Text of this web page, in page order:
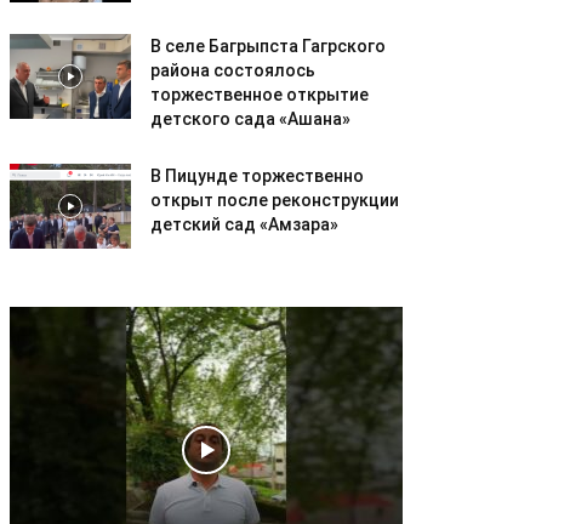
В селе Багрыпста Гагрского
района состоялось
торжественное открытие
детского сада «Ашана»
В Пицунде торжественно
открыт после реконструкции
детский сад «Амзара»